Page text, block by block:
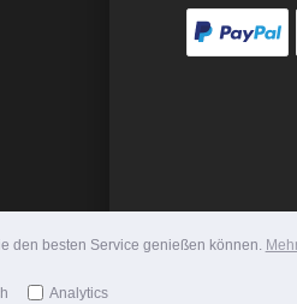
den besten Service genießen können.
Analytics